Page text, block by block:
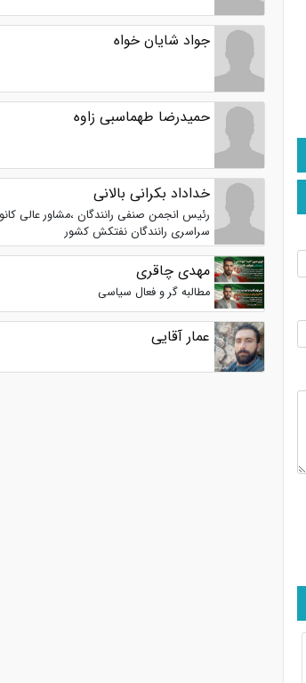
جواد شایان خواه
حمیدرضا طهماسبی زاوه
خداداد بکرانی بالانی
رئیس انجمن صنفی رانندگان ،مشاور عالی
سراسری رانندگان نفتکش کشور
مهدی چاقری
مطالبه گر و فعال سیاسی
عمار آقایی